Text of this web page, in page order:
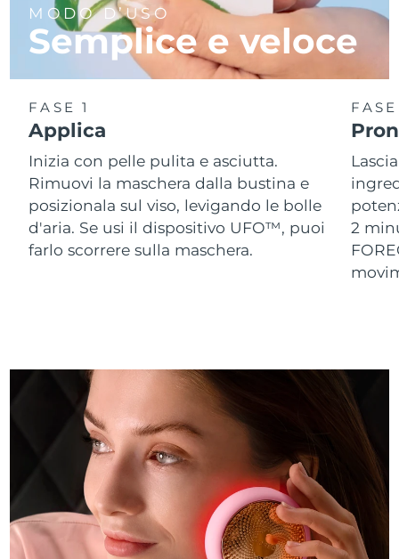
MODO D’USO
Semplice e veloce
FASE 1
Applica
Inizia con pelle pulita e asciutta.
Rimuovi la maschera dalla bustina e
posizionala sul viso, levigando le bolle
d'aria. Se usi il dispositivo UFO™, puoi
farlo scorrere sulla maschera.
2
Slovacchia Consegna stimata8/8/26
Slovenia Consegna stimata8/8/26
Sudafrica 8/16/26
Corea del Sud Consegna stimata 8/10/26
Spagna Consegna stimata 8/8/26
Svezia Consegna stimata 8/8/26
Thailandia Consegna stimata8/12/26
Consegna stimata 8/9/26
Emirati Arabi Uniti Consegna stimata
Regno Unito Consegna stimata8/8/26
Stati Uniti Consegna stimata8/9/26